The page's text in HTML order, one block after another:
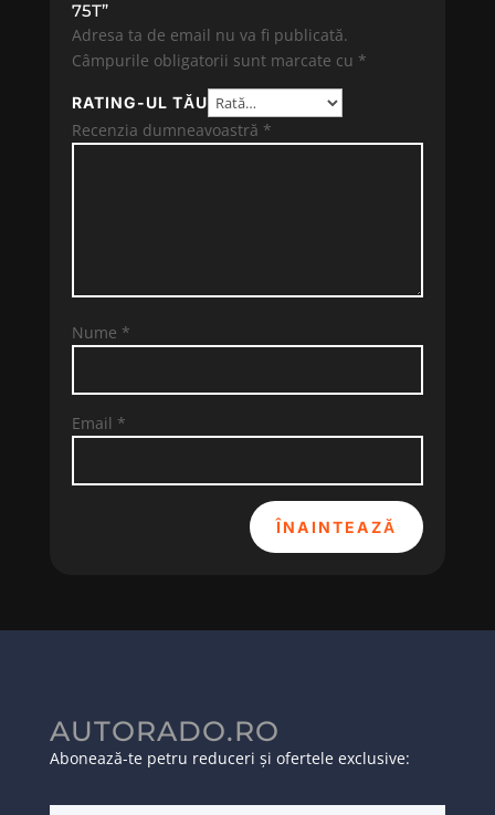
75T”
Adresa ta de email nu va fi publicată.
Câmpurile obligatorii sunt marcate cu *
RATING-UL TĂU
Recenzia dumneavoastră *
Nume *
Email *
ÎNAINTEAZĂ
AUTORADO.RO
Abonează-te petru reduceri și ofertele exclusive: